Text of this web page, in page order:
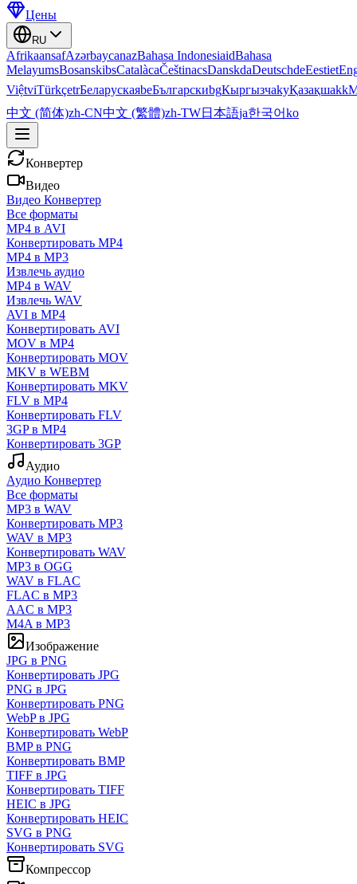
Цены
RU
AfrikaansafAzərbaycanazBahasa IndonesiaidBahasa
MelayumsBosanskibsCatalàcaČeštinacsDanskdaDeutschdeEestiet
ViệtviTürkçetrБеларускаяbeБългарскиbgКыргызчаkyҚазақшаkk
中文 (简体)zh-CN中文 (繁體)zh-TW日本語ja한국어ko
Конвертер
Видео
Видео Конвертер
Все форматы
MP4 в AVI
Конвертировать MP4
MP4 в MP3
Извлечь аудио
MP4 в WAV
Извлечь WAV
AVI в MP4
Конвертировать AVI
MOV в MP4
Конвертировать MOV
MKV в WEBM
Конвертировать MKV
FLV в MP4
Конвертировать FLV
3GP в MP4
Конвертировать 3GP
Аудио
Аудио Конвертер
Все форматы
MP3 в WAV
Конвертировать MP3
WAV в MP3
Конвертировать WAV
MP3 в OGG
WAV в FLAC
FLAC в MP3
AAC в MP3
M4A в MP3
Изображение
JPG в PNG
Конвертировать JPG
PNG в JPG
Конвертировать PNG
WebP в JPG
Конвертировать WebP
BMP в PNG
Конвертировать BMP
TIFF в JPG
Конвертировать TIFF
HEIC в JPG
Конвертировать HEIC
SVG в PNG
Конвертировать SVG
Компрессор